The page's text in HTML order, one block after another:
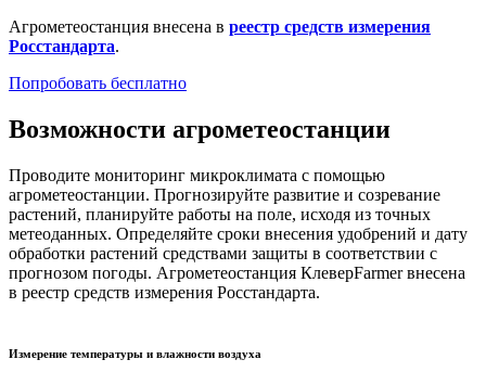
Агрометеостанция внесена в реестр средств измерения
Росстандарта.
Попробовать бесплатно
Возможности агрометеостанции
Проводите мониторинг микроклимата с помощью
агрометеостанции. Прогнозируйте развитие и созревание
растений, планируйте работы на поле, исходя из точных
метеоданных. Определяйте сроки внесения удобрений и дату
обработки растений средствами защиты в соответствии с
прогнозом погоды. Агрометеостанция КлеверFarmer внесена
в реестр средств измерения Росстандарта.
Измерение температуры и влажности воздуха